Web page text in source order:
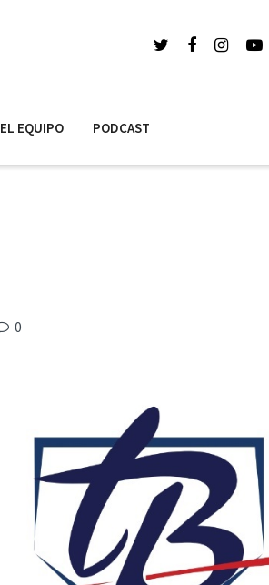
EL EQUIPO PODCAST
0